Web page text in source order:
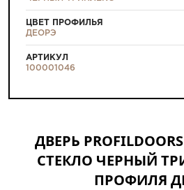
ЦВЕТ ПРОФИЛЬЯ
ДЕОРЭ
АРТИКУЛ
100001046
ДВЕРЬ
СТЕКЛО ЧЕРНЫЙ
ПРОФИЛЯ